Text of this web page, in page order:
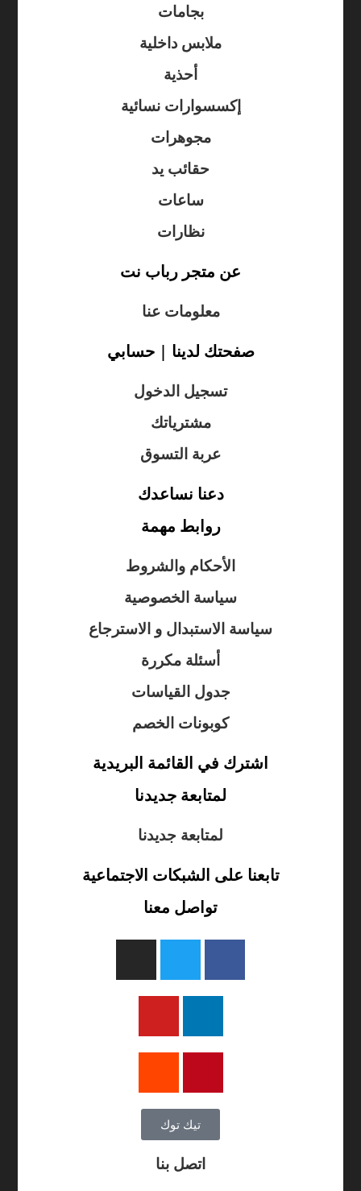
بجامات
ملابس داخلية
أحذية
إكسسوارات نسائية
مجوهرات
حقائب يد
ساعات
نظارات
عن متجر رباب نت
معلومات عنا
صفحتك لدينا | حسابي
تسجيل الدخول
مشترياتك
عربة التسوق
دعنا نساعدك
روابط مهمة
الأحكام والشروط
سياسة الخصوصية
سياسة الاستبدال و الاسترجاع
أسئلة مكررة
جدول القياسات
كوبونات الخصم
اشترك في القائمة البريدية
لمتابعة جديدنا
لمتابعة جديدنا
تابعنا على الشبكات الاجتماعية
تواصل معنا
تيك توك
اتصل بنا